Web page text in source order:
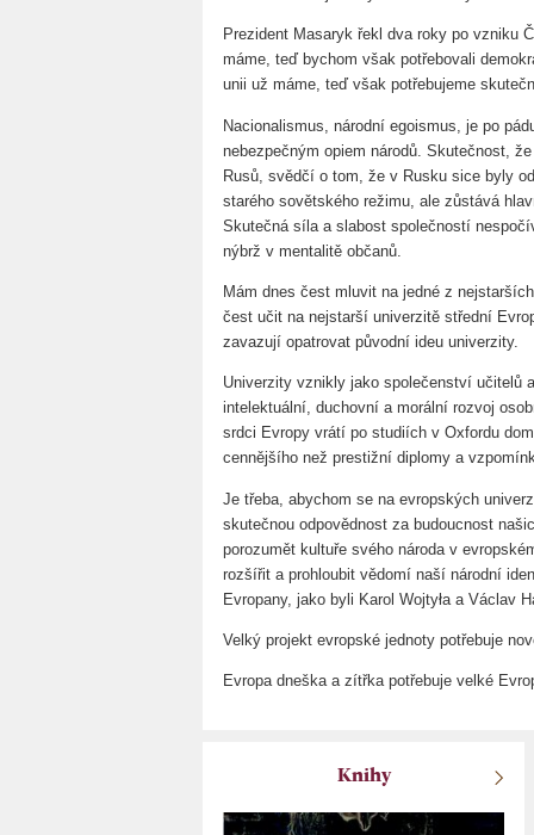
Prezident Masaryk řekl dva roky po vzniku
máme, teď bychom však potřebovali
unii už máme, teď však potřebujeme
Nacionalismus, národní egoismus, je po
nebezpečným opiem národů. Skutečnost,
Rusů, svědčí o tom, že v Rusku sice byly
starého sovětského režimu, ale zůstává
Skutečná síla a slabost společností
nýbrž v mentalitě občanů.
Mám dnes čest mluvit na jedné z
čest učit na nejstarší univerzitě střední
zavazují opatrovat původní ideu univerzity.
Univerzity vznikly jako společenství učitelů
intelektuální, duchovní a morální rozvoj
srdci Evropy vrátí po studiích v Oxfordu
cennějšího než prestižní diplomy a
Je třeba, abychom se na evropských
skutečnou odpovědnost za budoucnost
porozumět kultuře svého národa v
rozšířit a prohloubit vědomí naší národní
Evropany, jako byli Karol Wojtyła a Václav
Velký projekt evropské jednoty potřebuje
Evropa dneška a zítřka potřebuje velké
Knihy